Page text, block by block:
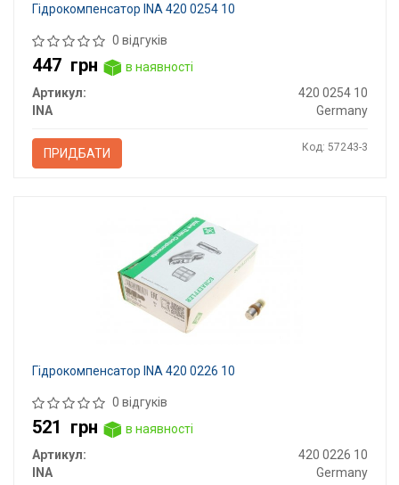
Гідрокомпенсатор INA 420 0254 10
0 відгуків
447 грн
в наявності
Артикул:
420 0254 10
INA
Germany
ПРИДБАТИ Код: 57243-3
Гідрокомпенсатор INA 420 0226 10
0 відгуків
521 грн
в наявності
Артикул:
420 0226 10
INA
Germany